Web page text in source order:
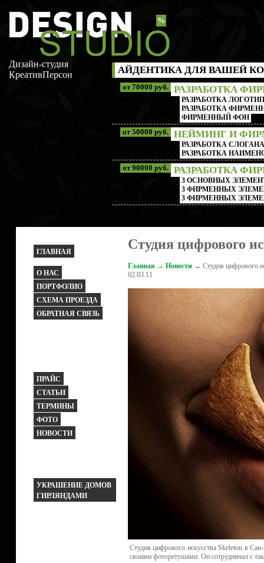
Дизайн-студия
КреативПерсон
%
АЙДЕНТИКА ДЛЯ ВАШЕЙ
РАЗРАБОТКА
РАЗРАБОТКА
РАЗРАБОТКА
ФИРМЕННЫЙ ФОН
от 70000 руб.
НЕЙМИНГ И
РАЗРАБОТКА
РАЗРАБОТКА
от 50000 руб.
РАЗРАБОТКА
3 ОСНОВНЫХ
3 ФИРМЕННЫХ
3 ФИРМЕННЫХ
от 90000 руб.
ГЛАВНАЯ
О НАС
ПОРТФОЛИО
СХЕМА ПРОЕЗДА
ОБРАТНАЯ СВЯЗЬ
ПРАЙС
СТАТЬИ
ТЕРМИНЫ
ФОТО
НОВОСТИ
УКРАШЕНИЕ ДОМОВ
ГИРЛЯНДАМИ
Cтудия цифрового
Главная → Новости → Cтудия цифрового
02.03.11
Cтудия цифрового искусства Skeleton в
своими фоторетушами. Он сотрудничал с